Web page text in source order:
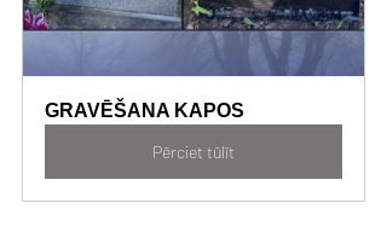
GRAVĒŠANA KAPOS
Pērciet tūlīt